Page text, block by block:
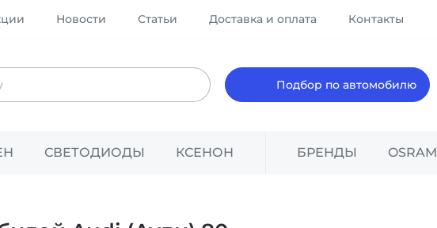
Подбор по автомобилю
Новости Статьи Доставка и оплата Контакты
СВЕТОДИОДЫ КСЕНОН БРЕНДЫ OSRAM